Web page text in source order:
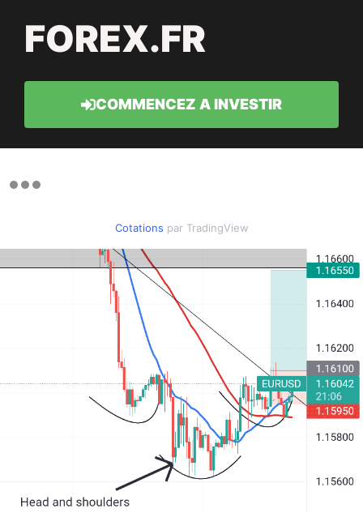
FOREX.FR
COMMENCEZ A INVESTIR
Cotations par TradingView